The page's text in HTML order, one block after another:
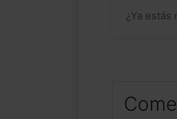
¿Ya estás